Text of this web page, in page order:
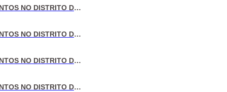
VENDA DE APARTAMENTOS NO DISTRITO DO PORTO
VENDA DE APARTAMENTOS NO DISTRITO DE AVEIRO
VENDA DE APARTAMENTOS NO DISTRITO DE COIMBRA
VENDA DE APARTAMENTOS NO DISTRITO DE LEIRIA